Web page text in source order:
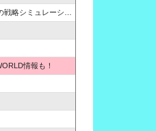
ミュレーション攻略
情報も！